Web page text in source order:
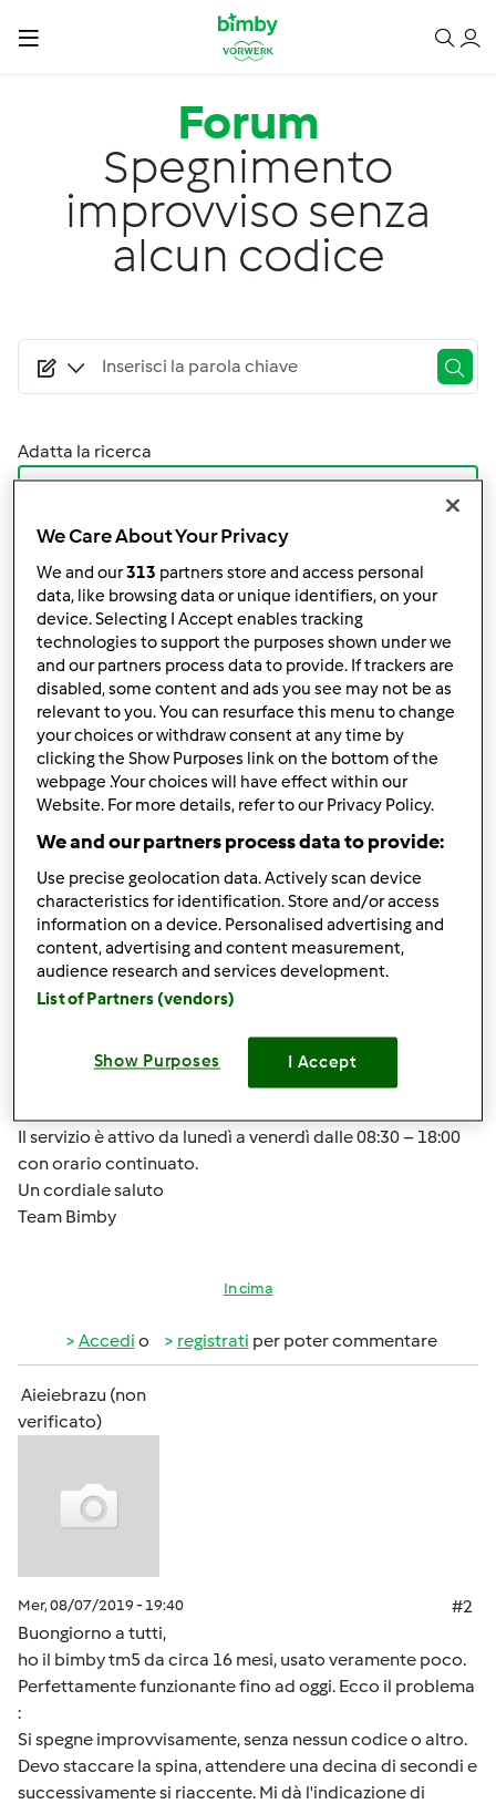
Salta al contenuto principale
Forum
Spegnimento
improvviso senza
alcun codice
Adatta la ricerca
Filtro
Ordina per:
I risultati più recenti
Risultati per pagina:
10
2 | Ultimo messaggio
Risposta rapida
Team Bimby Iscritto : 11.12.2009
Gio, 08/08/2019 - 12:37
Ciao Aieiebrazu,
ti informiamo che questo tipo di richieste vengono
scrivendo un’e-mail a:assistenzatecnica@vorwerk.it
oppure telefonando al numero verde gratuito 800 84 18
Il servizio è attivo da lunedì a venerdì dalle 08:30 – 18:00
con orario continuato.
Un cordiale saluto
Team Bimby
In cima
Accedi o registrati per poter commentare
Aieiebrazu (non
verificato)
Mer, 08/07/2019 - 19:40
#2
Buongiorno a tutti,
ho il bimby tm5 da circa 16 mesi, usato veramente poco.
Perfettamente funzionante fino ad oggi. Ecco il problema
:
Si spegne improvvisamente, senza nessun codice o altro.
Devo staccare la spina, attendere una decina di secondi e
successivamente si riaccente. Mi dà l'indicazione di
We Care About Your Privacy
We and our313 partners store and access personal
data, like browsing data or unique identifiers, on your
device. Selecting I Accept enables tracking
technologies to support the purposes shown under we
and our partners process data to provide. If trackers are
disabled, some content and ads you see may not be as
relevant to you. You can resurface this menu to change
your choices or withdraw consent at any time by
clicking the Show Purposes link on the bottom of the
webpage .Your choices will have effect within our
Website. For more details, refer to our Privacy Policy.
We and our partners process data to provide:
Use precise geolocation data. Actively scan device
characteristics for identification. Store and/or access
information on a device. Personalised advertising and
content, advertising and content measurement,
audience research and services development.
List of Partners (vendors)
Show Purposes I Accept